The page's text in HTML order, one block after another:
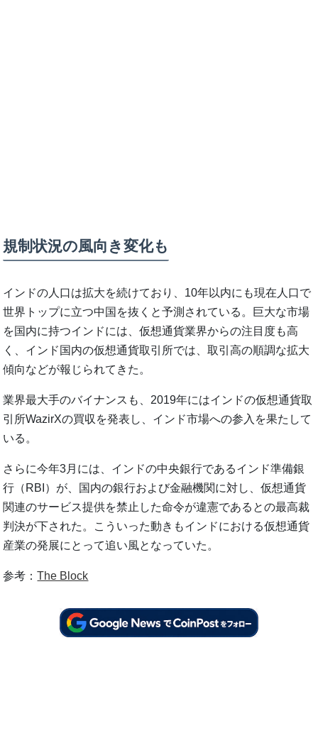
規制状況の風向き変化も
インドの人口は拡大を続けており、10年以内にも現在人口で
世界トップに立つ中国を抜くと予測されている。巨大な市場
を国内に持つインドには、仮想通貨業界からの注目度も高
く、インド国内の仮想通貨取引所では、取引高の順調な拡大
傾向などが報じられてきた。
業界最大手のバイナンスも、2019年にはインドの仮想通貨取
引所WazirXの買収を発表し、インド市場への参入を果たして
いる。
さらに今年3月には、インドの中央銀行であるインド準備銀
行（RBI）が、国内の銀行および金融機関に対し、仮想通貨
関連のサービス提供を禁止した命令が違憲であるとの最高裁
判決が下された。こういった動きもインドにおける仮想通貨
産業の発展にとって追い風となっていた。
参考：The Block